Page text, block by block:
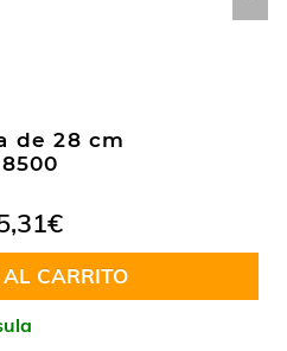
de 28 cm
€
CARRITO